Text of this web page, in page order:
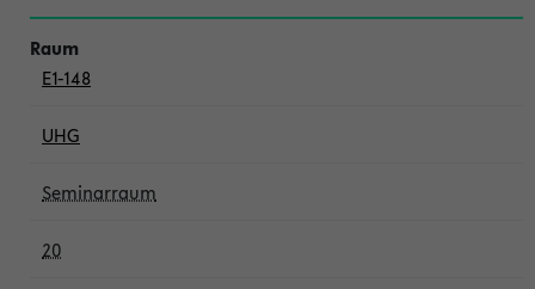
E1-148
UHG
Seminarraum
20